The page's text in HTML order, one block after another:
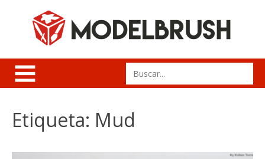
Search
for:
Etiqueta: Mud